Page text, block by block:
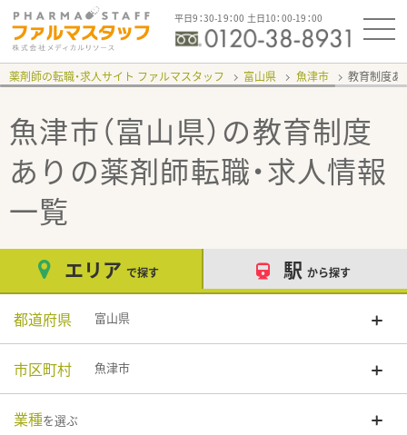
平日9：30-19：00 土日10：00-19：00
薬剤師の転職・求人サイト ファルマスタッフ 富山県 魚津市 教育制度
魚津市（富山県）の教育制度
あり の薬剤師転職・求人情報
一覧
エリア で探す 駅 から探す
都道府県 富山県
市区町村 魚津市
業種を選ぶ